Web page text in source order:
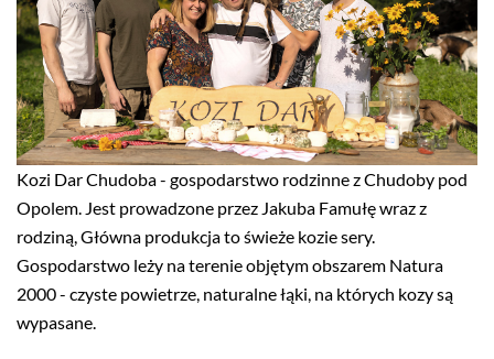
Kozi Dar Chudoba - gospodarstwo rodzinne z Chudoby pod
Opolem. Jest prowadzone przez Jakuba Famułę wraz z
rodziną, Główna produkcja to świeże kozie sery.
Gospodarstwo leży na terenie objętym obszarem Natura
2000 - czyste powietrze, naturalne łąki, na których kozy są
wypasane.